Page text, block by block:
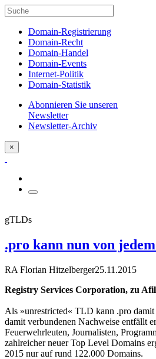
Domain-Registrierung
Domain-Recht
Domain-Handel
Domain-Events
Internet-Politik
Domain-Statistik
Abonnieren Sie unseren
Newsletter
Newsletter-Archiv
×
gTLDs
.pro kann nun von
RA Florian Hitzelberger25.11.2015
Registry Services Corporation, zu
Als »unrestricted« TLD kann .pro
damit verbundenen Nachweise entfällt
Feuerwehrleuten, Journalisten,
zahlreicher neuer Top Level Domains
2015 nur auf rund 122.000 Domains.